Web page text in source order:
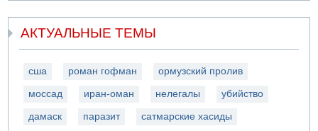
АКТУАЛЬНЫЕ ТЕМЫ
сша роман гофман ормузский пролив
моссад иран-оман нелегалы убийство
дамаск паразит сатмарские хасиды